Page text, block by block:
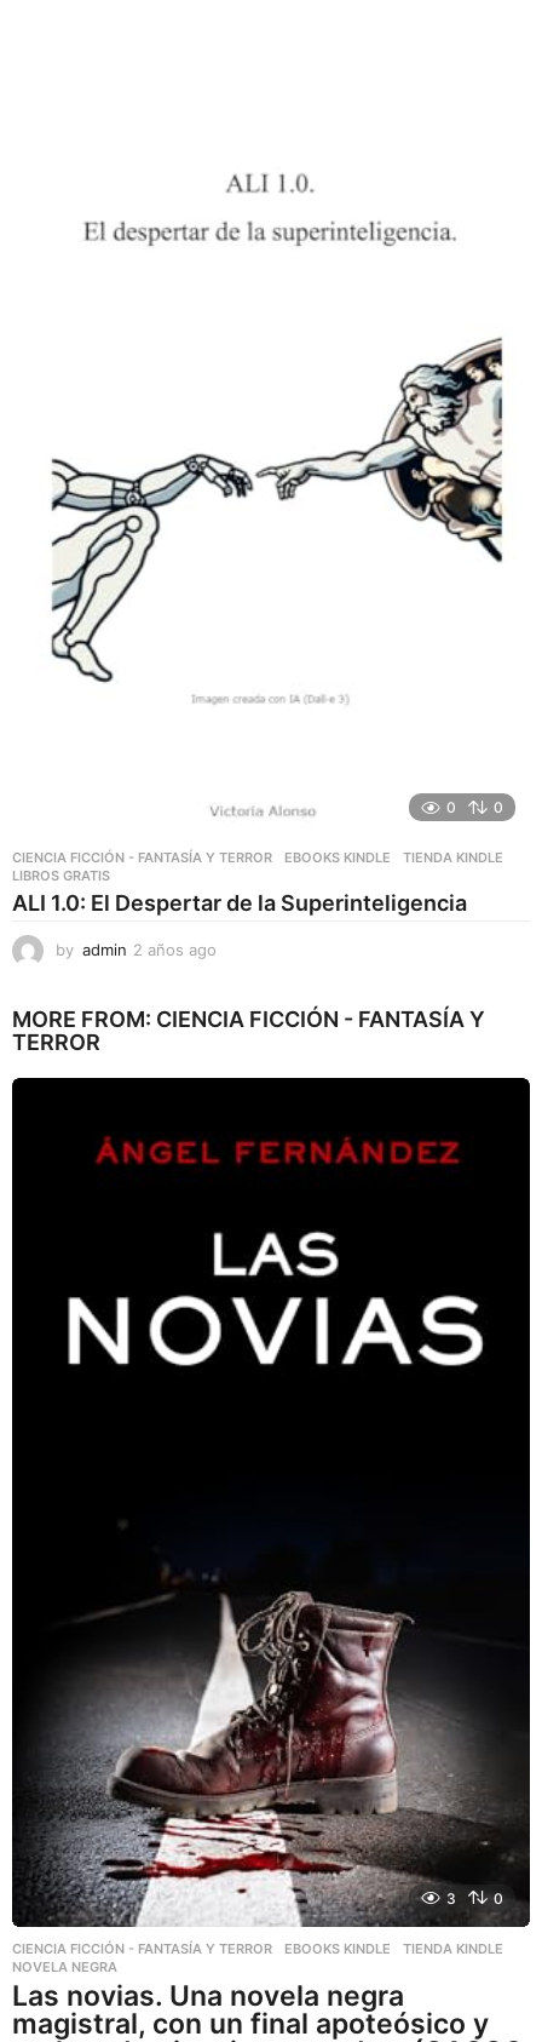
0 0
CIENCIA FICCIÓN - FANTASÍA Y TERROR ,EBOOKS KINDLE ,TIENDA KINDLE
LIBROS GRATIS
ALI 1.0: El Despertar de la Superinteligencia
by admin 2 años ago
o
MORE FROM: CIENCIA FICCIÓN - FANTASÍA Y
TERROR
3 0
CIENCIA FICCIÓN - FANTASÍA Y TERROR ,EBOOKS KINDLE ,TIENDA KINDLE
NOVELA NEGRA
Las novias. Una novela negra
magistral, con un final apoteósico y